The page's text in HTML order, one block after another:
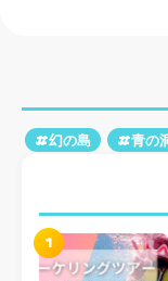
#幻の島 #青の
1